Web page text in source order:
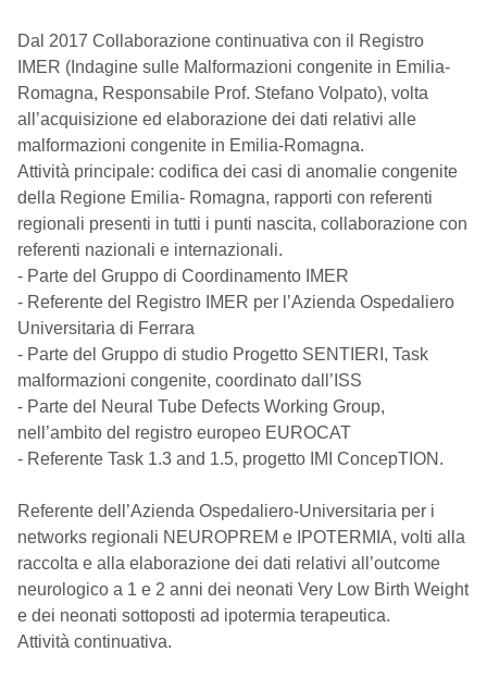
Dal 2017 Collaborazione continuativa con il Registro
IMER (Indagine sulle Malformazioni congenite in Emilia-
Romagna, Responsabile Prof. Stefano Volpato), volta
all’acquisizione ed elaborazione dei dati relativi alle
malformazioni congenite in Emilia-Romagna.
Attività principale: codifica dei casi di anomalie congenite
della Regione Emilia- Romagna, rapporti con referenti
regionali presenti in tutti i punti nascita, collaborazione con
referenti nazionali e internazionali.
- Parte del Gruppo di Coordinamento IMER
- Referente del Registro IMER per l’Azienda Ospedaliero
Universitaria di Ferrara
- Parte del Gruppo di studio Progetto SENTIERI, Task
malformazioni congenite, coordinato dall’ISS
- Parte del Neural Tube Defects Working Group,
nell’ambito del registro europeo EUROCAT
- Referente Task 1.3 and 1.5, progetto IMI ConcepTION.
Referente dell’Azienda Ospedaliero-Universitaria per i
networks regionali NEUROPREM e IPOTERMIA, volti alla
raccolta e alla elaborazione dei dati relativi all’outcome
neurologico a 1 e 2 anni dei neonati Very Low Birth Weight
e dei neonati sottoposti ad ipotermia terapeutica.
Attività continuativa.